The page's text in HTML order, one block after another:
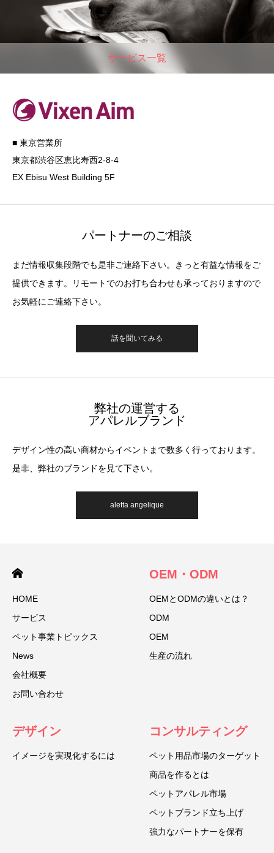
サービス一覧
■ 東京営業所
東京都渋谷区恵比寿西2-8-4
EX Ebisu West Building 5F
パートナーのご相談
まだ情報収集段階でも是非ご連絡下さい。きっと有益な情報をご
提供できます。リモートでのお打ち合わせも承っておりますので
お気軽にご連絡下さい。
話を聞いてみる
弊社の運営する
アパレルブランド
デザイン性の高い商材からイベントまで数多く行っております。
是非、弊社のブランドを見て下さい。
aletta angelique
HOME
サービス
ペット事業トピックス
News
会社概要
お問い合わせ
OEM・ODM
OEMとODMの違いとは？
ODM
OEM
生産の流れ
デザイン
イメージを実現化するには
コンサルティング
ペット用品市場のターゲット
商品を作るとは
ペットアパレル市場
ペットブランド立ち上げ
強力なパートナーを保有